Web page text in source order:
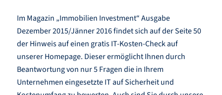
Im Magazin „Immobilien Investment“ Ausgabe
Dezember 2015/Jänner 2016 findet sich auf der Seite 50
der Hinweis auf einen gratis IT-Kosten-Check auf
unserer Homepage. Dieser ermöglicht Ihnen durch
Beantwortung von nur 5 Fragen die in Ihrem
Unternehmen eingesetzte IT auf Sicherheit und